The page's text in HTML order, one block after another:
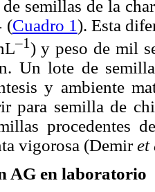
semillas de la
(Cuadro 1). Esta
–1) y peso de mil
Un lote de
y ambiente
para semilla de
procedentes
vigorosa (Demiret
AG en laboratorio